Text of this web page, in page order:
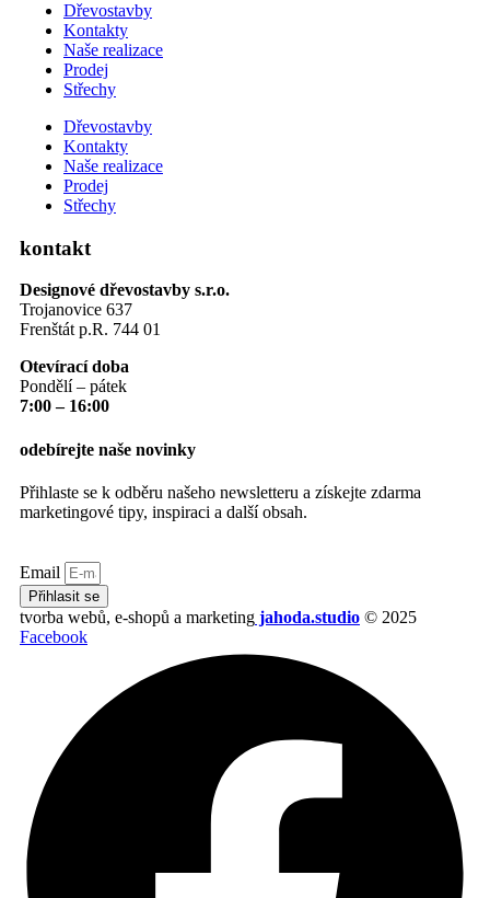
Dřevostavby
Kontakty
Naše realizace
Prodej
Střechy
Dřevostavby
Kontakty
Naše realizace
Prodej
Střechy
kontakt
Designové dřevostavby s.r.o.
Trojanovice 637
Frenštát p.R. 744 01
Otevírací doba
Pondělí – pátek
7:00 – 16:00
odebírejte naše novinky
Přihlaste se k odběru našeho newsletteru a získejte zdarma
marketingové tipy, inspiraci a další obsah.
Email
Přihlasit se
tvorba webů, e-shopů a marketing jahoda.studio © 2025
Facebook